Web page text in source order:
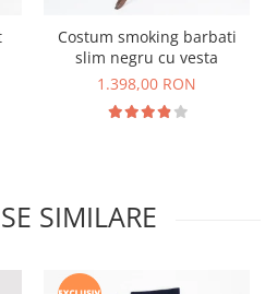
Costum smoking barbati
slim negru cu vesta
1.398,00 RON
SIMILARE